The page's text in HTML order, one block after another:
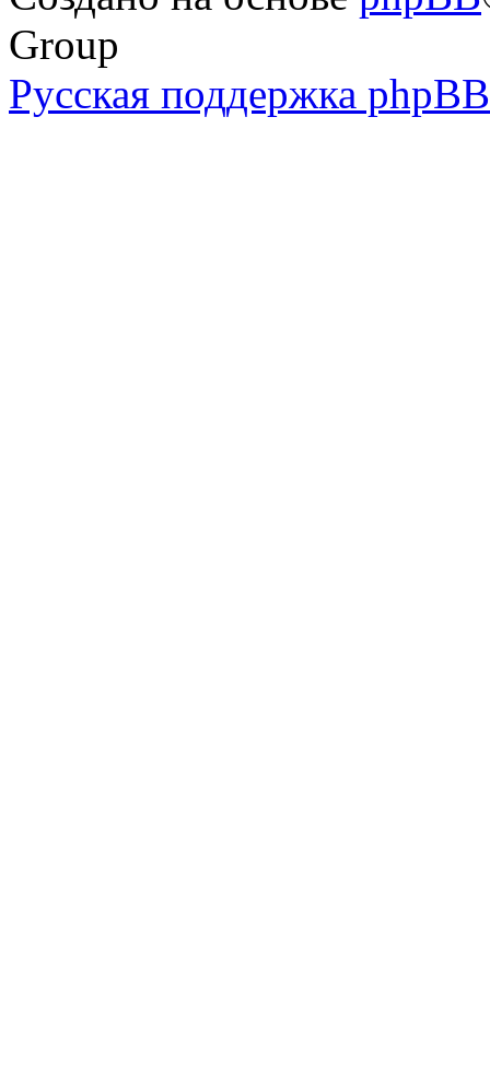
Group
Русская поддержка phpBB